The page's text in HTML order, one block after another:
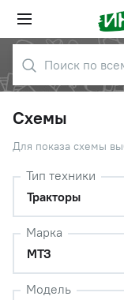
Схемы
Для показа схемы
Тип техники
Тракторы
Марка
МТЗ
Модель